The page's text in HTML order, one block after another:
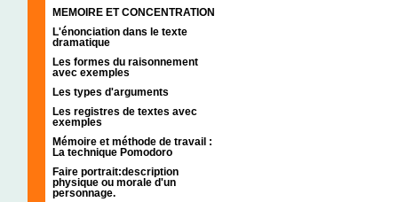
MEMOIRE ET CONCENTRATION
L'énonciation dans le texte
dramatique
Les formes du raisonnement
avec exemples
Les types d'arguments
Les registres de textes avec
exemples
Mémoire et méthode de travail :
La technique Pomodoro
Faire portrait:description
physique ou morale d'un
personnage.